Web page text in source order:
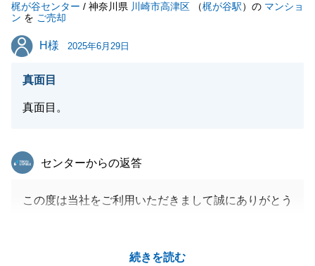
絡いただけましたら幸いです。
どうぞ今後も東急リバブルをよろしくお願い申し上げ
ます。
梶が谷センター / 神奈川県 川崎市高津区 （梶が谷駅）の マンショ
ン を ご売却
H様
H様 2025年6月29日
真面目
真面目。
続きを読む
東急リバブル
センターからの返答
この度は当社をご利用いただきまして誠にありがとう
お時間をいただいてしまいましたが、H様には日頃か